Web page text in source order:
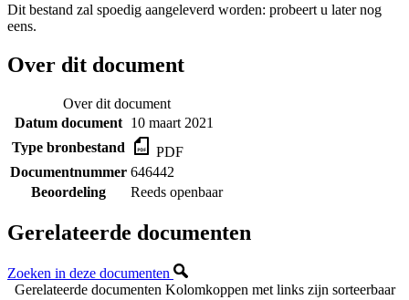
Dit bestand zal spoedig aangeleverd worden: probeert u later nog
eens.
Over dit document
Over dit document
Datum document 10 maart 2021
Type bronbestand
PDF
Documentnummer 646442
Beoordeling
Reeds openbaar
Gerelateerde documenten
Zoeken in deze documenten
Gerelateerde documenten Kolomkoppen met links zijn sorteerbaar